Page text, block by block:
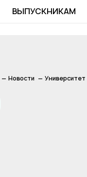
ВЫПУСКНИКАМ
Новости Университет